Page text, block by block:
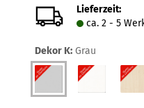
Lieferzeit:
ca. 2 - 5
Dekor K: Grau